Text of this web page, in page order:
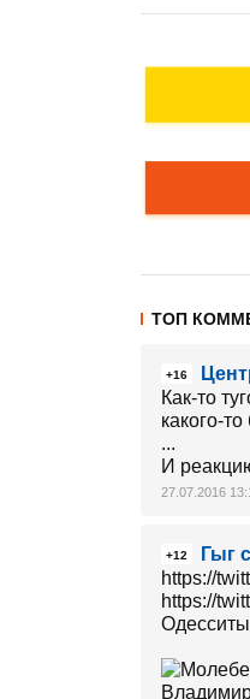
ТОП
+16
Как-то
какого-
...
И
27.07.2016
+12
Гыг
https://
https://